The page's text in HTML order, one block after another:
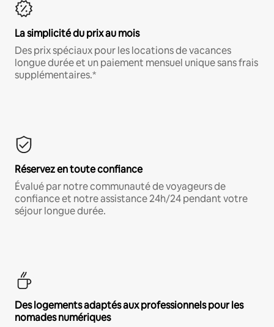
La simplicité du prix au mois
Des prix spéciaux pour les locations de vacances
longue durée et un paiement mensuel unique sans frais
supplémentaires.*
Réservez en toute confiance
Évalué par notre communauté de voyageurs de
confiance et notre assistance 24h/24 pendant votre
séjour longue durée.
Des logements adaptés aux professionnels pour les
nomades numériques